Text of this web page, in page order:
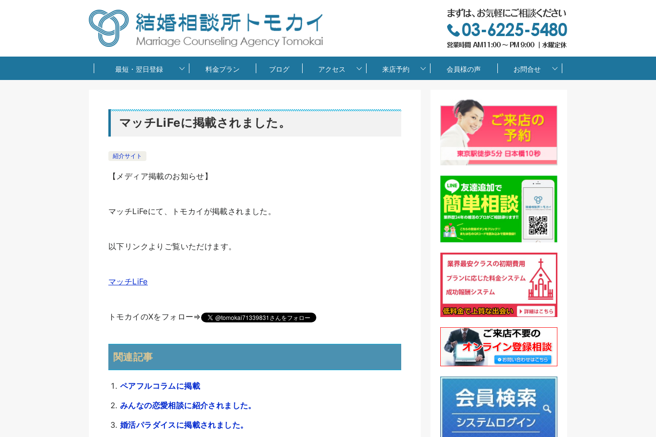
最短・翌日登録 料金プラン ブログ アクセス 来店予約 会員様の声 お問合せ
マッチLiFeに掲載されました。
紹介サイト
【メディア掲載のお知らせ】
マッチLiFeにて、トモカイが掲載されました。
以下リンクよりご覧いただけます。
マッチLiFe
トモカイのXをフォロー⇒
関連記事
ペアフルコラムに掲載
みんなの恋愛相談に紹介されました。
婚活パラダイスに掲載されました。